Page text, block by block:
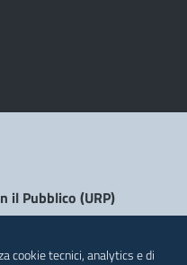
il Pubblico (URP)
cookie tecnici, analytics e di